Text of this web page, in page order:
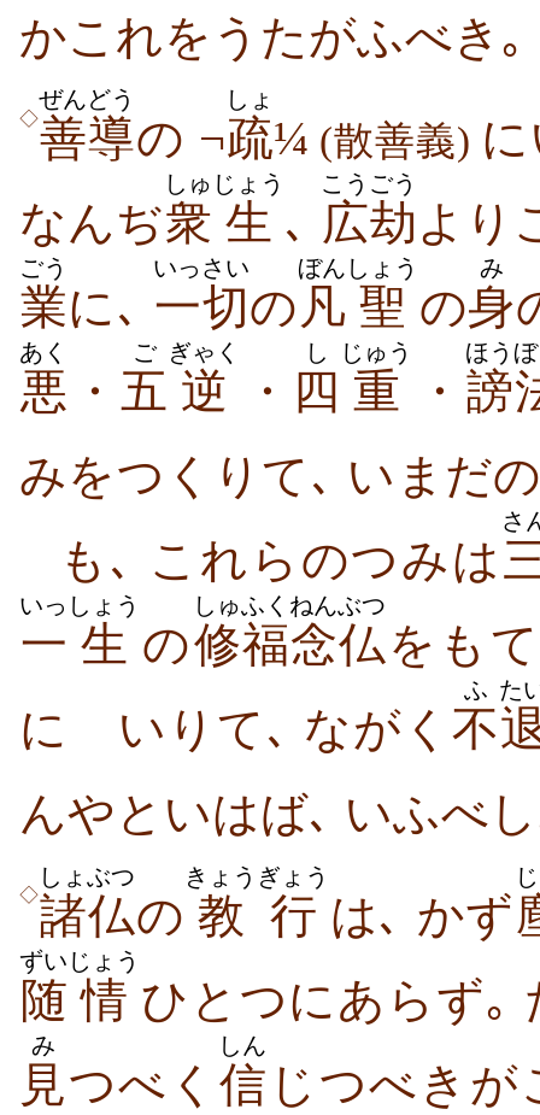
かこれをうたがふべき｡
◇善導
ぜんどう
の ¬疏
しょ
¼ (散善義)
なんぢ衆
しゅ
生
じょう
､ 広劫
こうごう
より
業
ごう
に､ 一切
いっさい
の 凡
ぼん
聖
しょう
の身
み
悪
あく
・ 五
ご
逆
ぎゃく
・ 四
し
重
じゅう
・ 謗
ほう
みをつくりて､ いまだ
も､ これらのつみは
さ
一
いっ
生
しょう
の修福
しゅふく
念仏
ねんぶつ
をも
にゝいりて､ ながく 不
ふ た
んやといはば､ いふべ
◇諸仏
しょぶつ
の 教行
きょうぎょう
は､ かず
随
ずい
情
じょう
ひとつにあらず｡
見
み
つべく 信
しん
じつべき